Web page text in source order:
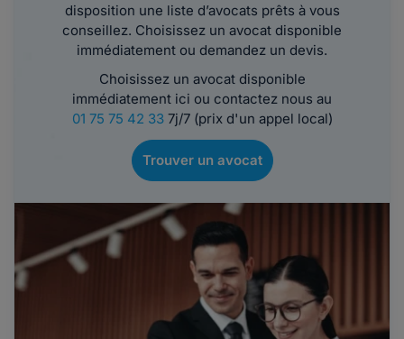
disposition une liste d’avocats prêts à vous
conseillez. Choisissez un avocat disponible
immédiatement ou demandez un devis.
Choisissez un avocat disponible
immédiatement ici ou contactez nous au
01 75 75 42 337j/7 (prix d'un appel local)
Trouver un avocat